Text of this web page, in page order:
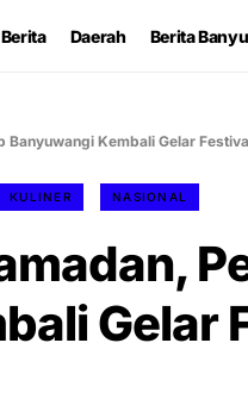
Berita Daerah Berita
Banyuwangi Kembali Gelar
KULINER NASIONAL
Gelar